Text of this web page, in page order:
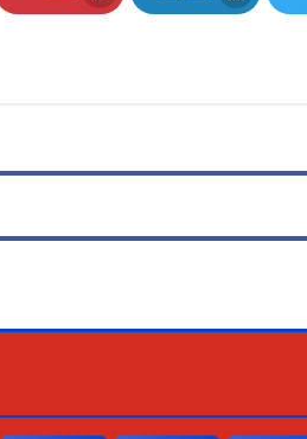
LinkedIn
Pinterest